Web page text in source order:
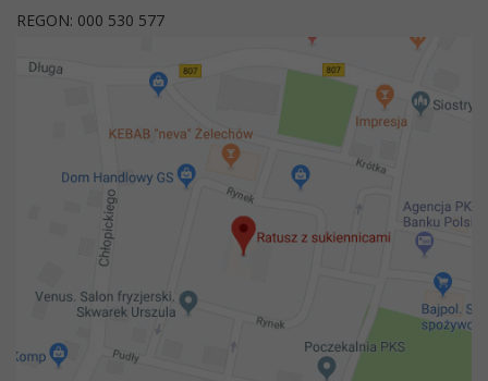
REGON: 000 530 577